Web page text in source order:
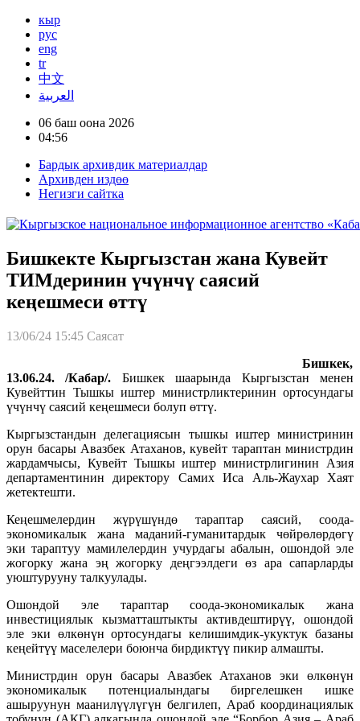
кыр
рус
eng
tr
中文
العربية
06 баш оона 2026
04:56
Бардык архивдик материалдар
Архивден издөө
Негизги сайтка
Бишкекте Кыргызстан жана Кувейт
ТИМдеринин үчүнчү саясий
кеңешмеси өттү
13/06/24 15:45 Саясат
Бишкек,
13.06.24. /Кабар/. Бишкек шаарында Кыргызстан менен
Кувейттин Тышкы иштер министрликтеринин ортосундагы
үчүнчү саясий кеңешмеси болуп өттү.
Кыргызстандын делегациясын тышкы иштер министринин
орун басары Авазбек Атаханов, кувейт тараптан министрдин
жардамчысы, Кувейт Тышкы иштер министрлигинин Азия
департаментинин директору Самих Иса Аль-Жаухар Хаят
жетектешти.
Кеңешмелердин жүрүшүндө тараптар саясий, соода-
экономикалык жана маданий-гуманитардык чөйрөлөрдөгү
эки тараптуу мамилелердин учурдагы абалын, ошондой эле
жогорку жана эң жогорку деңгээлдеги өз ара сапарларды
уюштурууну талкуулады.
Ошондой эле тараптар соода-экономикалык жана
инвестициялык кызматташтыкты активдештирүү, ошондой
эле эки өлкөнүн ортосундагы келишимдик-укуктук базаны
кеңейтүү маселелери боюнча бирдиктүү пикир алмашты.
Министрдин орун басары Авазбек Атаханов эки өлкөнүн
экономикалык потенциалындагы биргелешкен ишке
ашыруунун маанилүүлүгүн белгилеп, Араб координациялык